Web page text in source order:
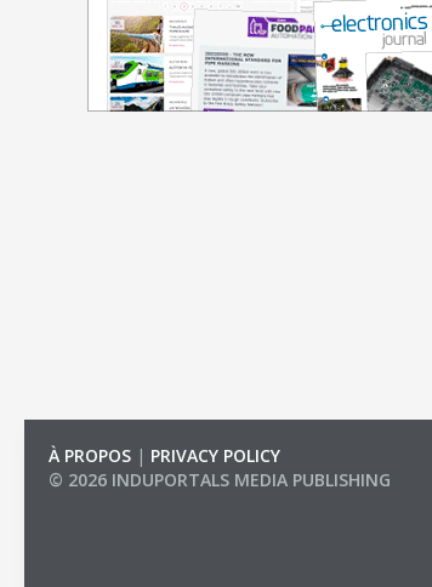
À PROPOS | PRIVACY POLICY
© 2026 INDUPORTALS MEDIA PUBLISHING